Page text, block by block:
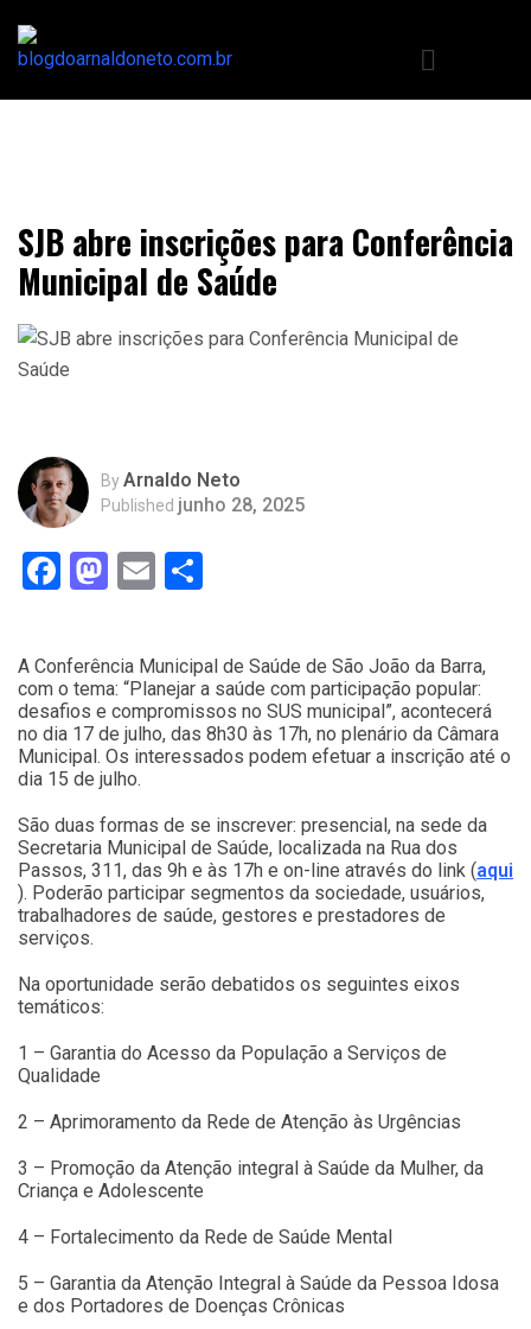
SJB abre inscrições para Conferência
Municipal de Saúde
ByArnaldo Neto
Published junho 28, 2025
Facebook
Mastodon
Email
A Conferência Municipal de Saúde de São João da Barra,
com o tema: “Planejar a saúde com participação popular:
desafios e compromissos no SUS municipal”, acontecerá
no dia 17 de julho, das 8h30 às 17h, no plenário da Câmara
Municipal. Os interessados podem efetuar a inscrição até o
dia 15 de julho.
São duas formas de se inscrever: presencial, na sede da
Secretaria Municipal de Saúde, localizada na Rua dos
Passos, 311, das 9h e às 17h e on-line através do link (aqui
). Poderão participar segmentos da sociedade, usuários,
trabalhadores de saúde, gestores e prestadores de
serviços.
Na oportunidade serão debatidos os seguintes eixos
temáticos:
1 – Garantia do Acesso da População a Serviços de
Qualidade
2 – Aprimoramento da Rede de Atenção às Urgências
3 – Promoção da Atenção integral à Saúde da Mulher, da
Criança e Adolescente
4 – Fortalecimento da Rede de Saúde Mental
5 – Garantia da Atenção Integral à Saúde da Pessoa Idosa
e dos Portadores de Doenças Crônicas